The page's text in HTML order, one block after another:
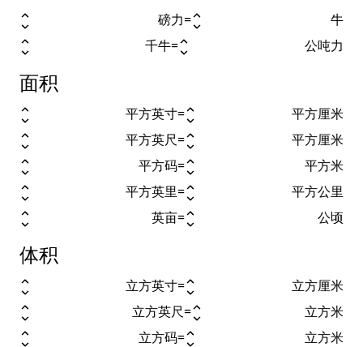
磅力=
牛
千牛= 公吨力
面积
平方英寸=
平方厘米
平方英尺=
平方厘米
平方码=
平方米
平方英里=
平方公里
英亩= 公顷
体积
立方英寸=
立方厘米
立方英尺=
立方米
立方码=
立方米